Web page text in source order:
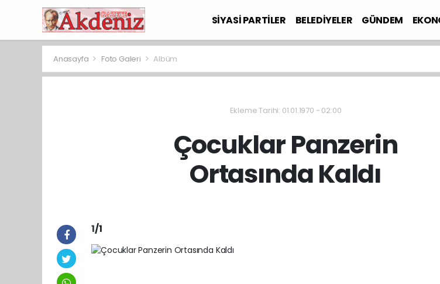
SİYASİ PARTİLER BELEDİYELER GÜNDEM
Anasayfa Foto Galeri Albüm
Ekleme Tarihi: 01.01.1970 - 02:00
Çocuklar Panzerin
Ortasında Kaldı
1/1